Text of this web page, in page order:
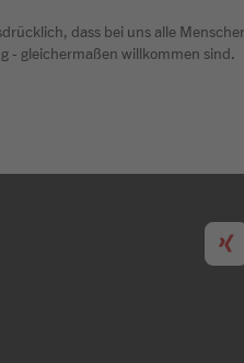
dass bei uns alle
- gleichermaßen willkommen sind.